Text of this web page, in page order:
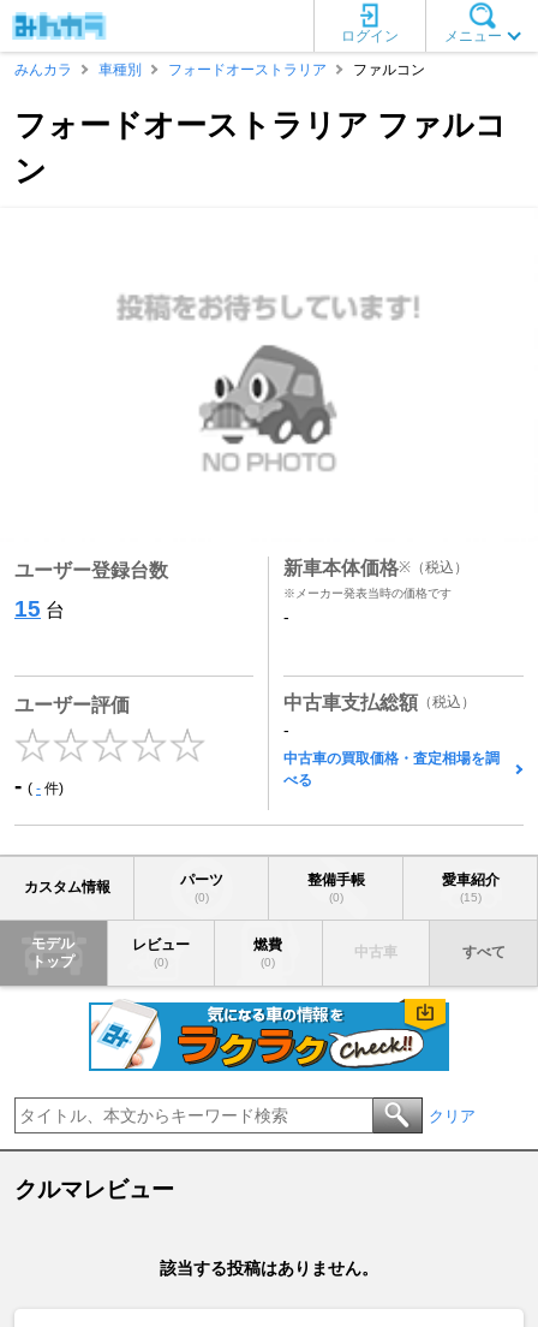
メニュー
ログイン
みんカラ
車種別 フォードオーストラリア ファルコン
フォードオーストラリア ファルコ
ン
ユーザー登録台数
15 台
ユーザー評価
- ( - 件)
新車本体価格※ （税込）
※メーカー発表当時の価格です
-
中古車支払総額 （税込）
-
中古車の買取価格・査定相場を調
べる
カスタム情報 パーツ
(0)
整備手帳
(0)
愛車紹介
(15)
モデル
トップ
レビュー
(0)
燃費
(0)
中古車 すべて
クリア
クルマレビュー
該当する投稿はありません。